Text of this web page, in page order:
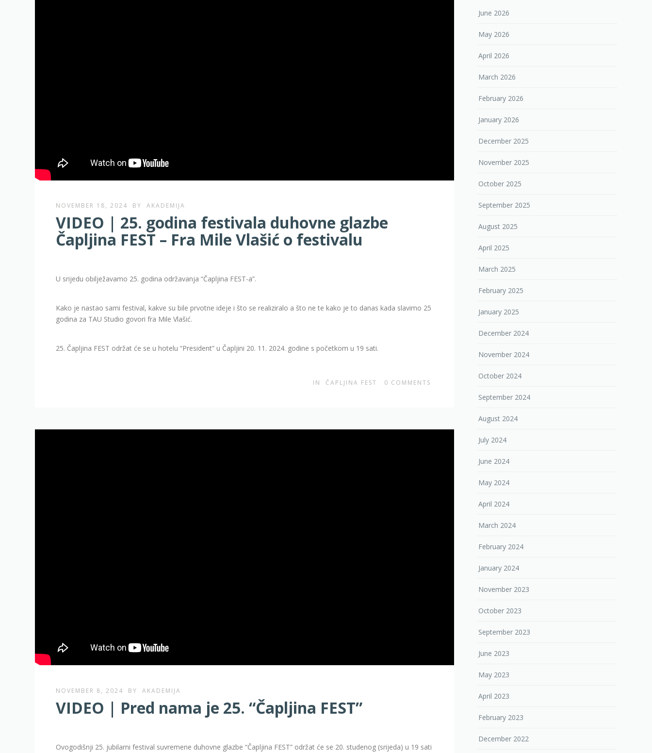
NOVEMBER 18, 2024 BY AKADEMIJA
VIDEO | 25. godina festivala duhovne glazbe
Čapljina FEST – Fra Mile Vlašić o festivalu
U srijedu obilježavamo 25. godina održavanja “Čapljina FEST-a”.
Kako je nastao sami festival, kakve su bile prvotne ideje i što se realiziralo a što ne te kako je to danas kada slavimo 25
godina za TAU Studio govori fra Mile Vlašić.
25. Čapljina FEST održat će se u hotelu “President” u Čapljini 20. 11. 2024. godine s početkom u 19 sati.
IN ČAPLJINA FEST 0 COMMENTS
NOVEMBER 8, 2024 BY AKADEMIJA
VIDEO | Pred nama je 25. “Čapljina FEST”
Ovogodišnji 25. jubilarni festival suvremene duhovne glazbe “Čapljina FEST” održat će se 20. studenog (srijeda) u 19 sati
June 2026
May 2026
April 2026
March 2026
February 2026
January 2026
December 2025
November 2025
October 2025
September 2025
August 2025
April 2025
March 2025
February 2025
January 2025
December 2024
November 2024
October 2024
September 2024
August 2024
July 2024
June 2024
May 2024
April 2024
March 2024
February 2024
January 2024
November 2023
October 2023
September 2023
June 2023
May 2023
April 2023
February 2023
December 2022